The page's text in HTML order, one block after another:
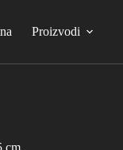
Proizvodi